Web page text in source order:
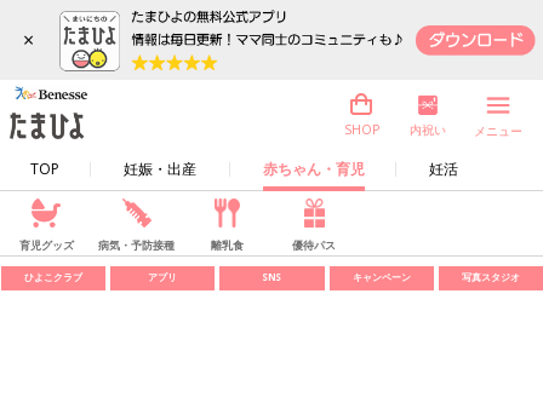
×
TOP 妊娠・出産 赤ちゃん・育児 妊活
SHOP 内祝い メニュー
育児グッズ 病気・予防接種 離乳食 優待パス
ひよこクラブ アプリ SNS キャンペーン 写真スタジオ